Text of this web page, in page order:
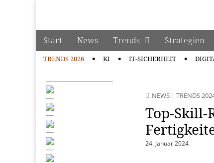
manage it
Main menu
Skip to content
Start News Trends Strategien
TRENDS 2026 KI IT-SICHERHEIT
NEWS| TRENDS
Top-Skill-
24. Januar 2024